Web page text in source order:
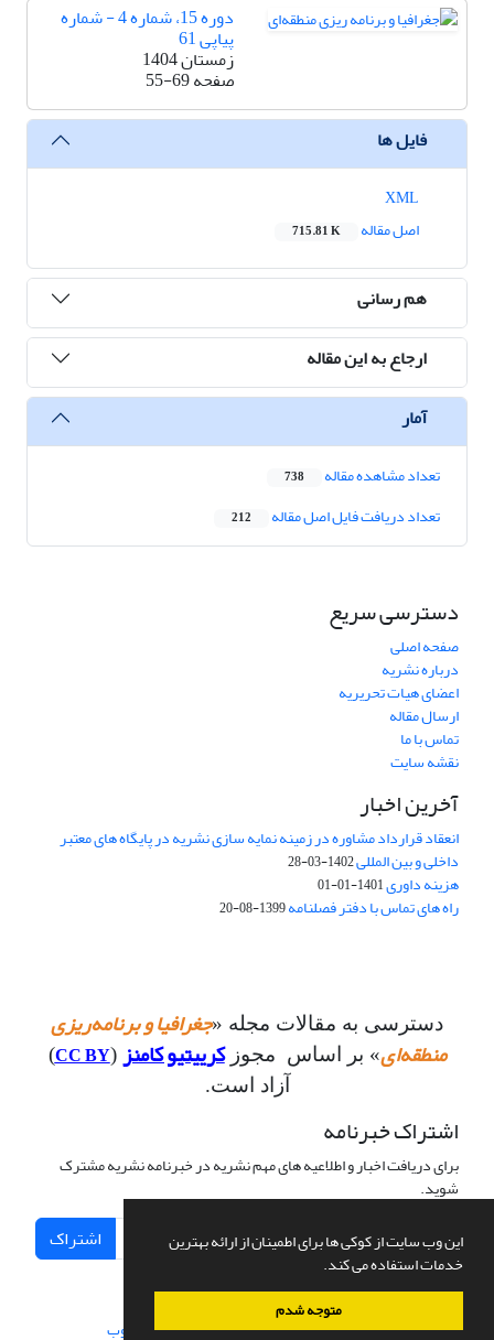
این وب سایت از کوکی ها برای اطمینان از ارائه بهترین
خدمات استفاده می کند.
متوجه شدم
دوره 15، شماره 4 - شماره
پیاپی 61
زمستان 1404
صفحه55-69
فایل ها
اصل مقاله
715.81 K
هم رسانی
ارجاع به این مقاله
آمار
تعداد مشاهده مقاله 738
تعداد دریافت فایل اصل مقاله 212
دسترسی سریع
صفحه اصلی
درباره نشریه
اعضای هیات تحریریه
ارسال مقاله
تماس با ما
نقشه سایت
آخرین اخبار
انعقاد قرارداد مشاوره در زمینه نمایه سازی نشریه در پایگاه های معتبر
داخلی و بین المللی1402-03-28
هزینه داوری1401-01-01
راه های تماس با دفتر فصلنامه1399-08-20
دسترسی به مقالات مجله «جغرافیا و برنامه‌ریزی
منطقه‌ای» بر اساس مجوزکرییتیو کامنز (
CC BY
)
آزاد است.
اشتراک خبرنامه
برای دریافت اخبار و اطلاعیه های مهم نشریه در خبرنامه نشریه مشترک
شوید.
اشتراک
سامانه مدیریت نشریات علمی.طراحی و پیاده سازی از سیناوب